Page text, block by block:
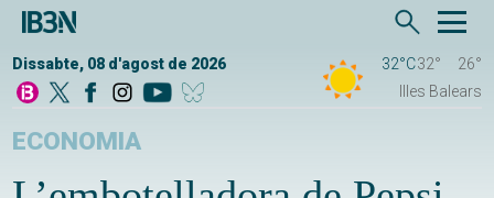
Dissabte, 08 d'agost de 2026 32°C32°
26°
Illes Balears
ECONOMIA